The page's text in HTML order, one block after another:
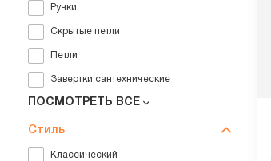
Ручки
Скрытые петли
Петли
Завертки сантехнические
ПОСМОТРЕТЬ ВСЕ
Стиль
Классический